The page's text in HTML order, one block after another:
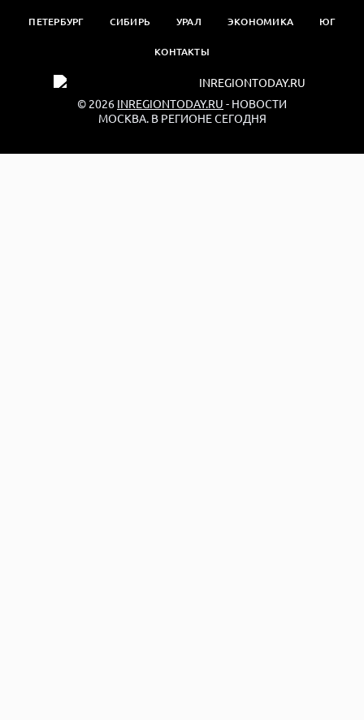
ПЕТЕРБУРГ СИБИРЬ УРАЛ ЭКОНОМИКА ЮГ
КОНТАКТЫ
© 2026 INREGIONTODAY.RU - НОВОСТИ
МОСКВА. В РЕГИОНЕ СЕГОДНЯ